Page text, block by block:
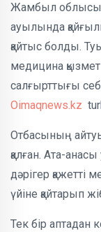
Жамбыл облысы,
ауылында
қайтыс болды.
медицина
салғырттығы
Oimaqnews.kz
Отбасының
қалған. Ата-
дәрігер қажетті
үйіне қайтарып
Тек бір аптадан